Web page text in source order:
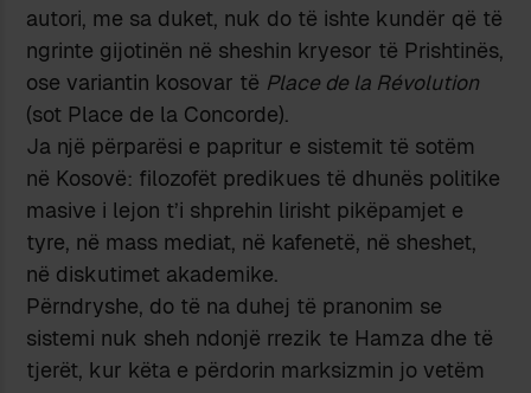
autori, me sa duket, nuk do të ishte kundër që të
ngrinte gijotinën në sheshin kryesor të Prishtinës,
ose variantin kosovar të Place de la Révolution
(sot Place de la Concorde).
Ja një përparësi e papritur e sistemit të sotëm
në Kosovë: filozofët predikues të dhunës politike
masive i lejon t’i shprehin lirisht pikëpamjet e
tyre, në mass mediat, në kafenetë, në sheshet,
në diskutimet akademike.
Përndryshe, do të na duhej të pranonim se
sistemi nuk sheh ndonjë rrezik te Hamza dhe të
tjerët, kur këta e përdorin marksizmin jo vetëm